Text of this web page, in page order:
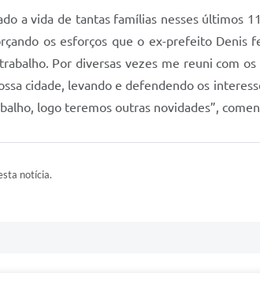
a vida de tantas famílias nesses últimos
os esforços que o ex-prefeito Denis
Por diversas vezes me reuni com
cidade, levando e defendendo os
logo teremos outras novidades”,
notícia.